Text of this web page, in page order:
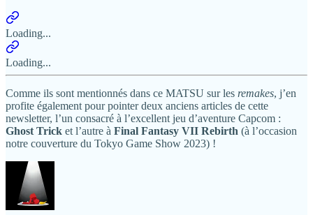
Loading...
Loading...
Comme ils sont mentionnés dans ce MATSU sur les remakes, j’en
profite également pour pointer deux anciens articles de cette
newsletter, l’un consacré à l’excellent jeu d’aventure Capcom :
Ghost Trick et l’autre à Final Fantasy VII Rebirth (à l’occasion
notre couverture du Tokyo Game Show 2023) !